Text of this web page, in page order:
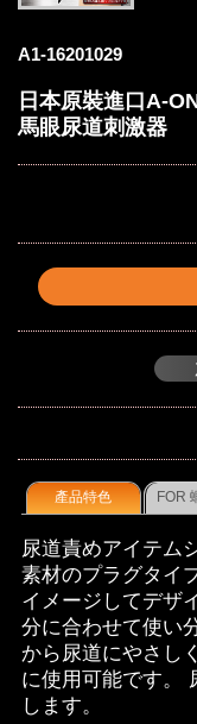
A1-16201029
日本原裝進口A-
馬眼尿道刺激器
產品特色 FOR
尿道責めアイテム
素材のプラグタイ
イメージしてデザ
分に合わせて使い
から尿道にやさし
に使用可能です。
します。